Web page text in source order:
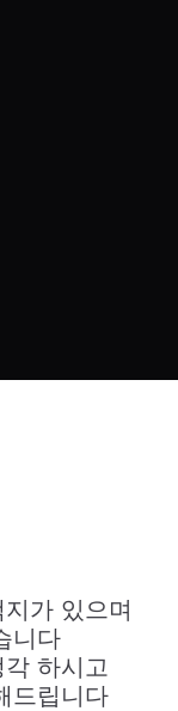
가 있으며
니다
하시고
드립니다